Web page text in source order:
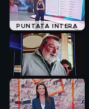
PUNTATA INTERA